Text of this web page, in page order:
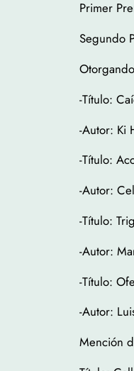
Primer
Segundo
-Título:
-Autor: Ki
-Título:
-Autor:
-Título:
-Autor:
-Título:
-Autor:
Mención